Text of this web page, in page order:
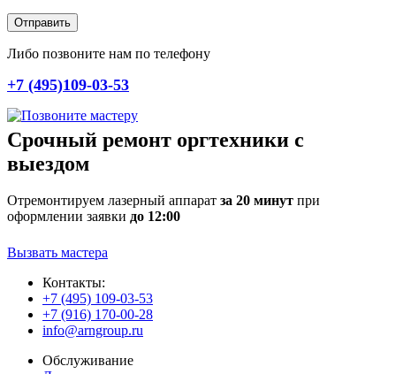
Отправить
Либо позвоните нам по телефону
+7 (495)109-03-53
Срочный ремонт оргтехники с
выездом
Отремонтируем лазерный аппарат за 20 минут при
оформлении заявки до 12:00
Вызвать мастера
Контакты:
+7 (495) 109-03-53
+7 (916) 170-00-28
info@arngroup.ru
Обслуживание